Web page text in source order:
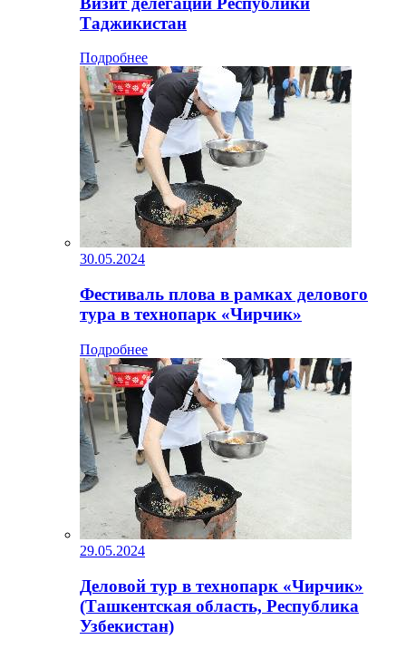
Таджикистан
Подробнее
30.05.2024
Фестиваль плова в рамках делового
тура в технопарк «Чирчик»
Подробнее
29.05.2024
Деловой тур в технопарк «Чирчик»
(Ташкентская область, Республика
Узбекистан)